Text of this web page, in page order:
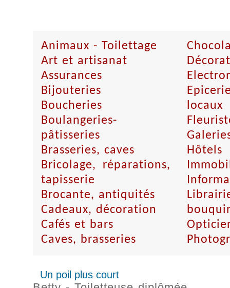
Animaux - Toilettage
Art et artisanat
Assurances
Bijouteries
Boucheries
Boulangeries-
pâtisseries
Brasseries, caves
Bricolage, réparations,
tapisserie
Brocante, antiquités
Cadeaux, décoration
Cafés et bars
Caves, brasseries
locaux
Hôtels
Un poil plus court